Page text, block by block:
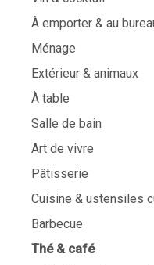
À emporter & au
Ménage
Extérieur & animaux
À table
Salle de bain
Art de vivre
Pâtisserie
Cuisine & ustensiles
Barbecue
Thé & café